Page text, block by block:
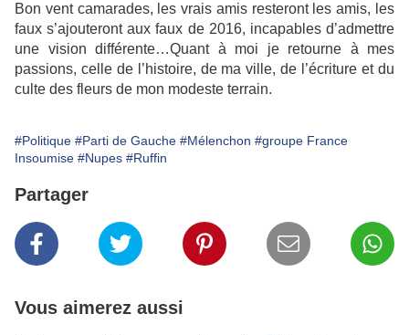
Bon vent camarades, les vrais amis resteront les amis, les
faux s’ajouteront aux faux de 2016, incapables d’admettre
une vision différente…Quant à moi je retourne à mes
passions, celle de l’histoire, de ma ville, de l’écriture et du
culte des fleurs de mon modeste terrain.
#Politique #Parti de Gauche #Mélenchon #groupe France
Insoumise #Nupes #Ruffin
Partager
Vous aimerez aussi